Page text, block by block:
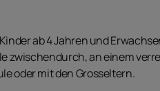
ab 4 Jahren und
zwischendurch, an einem
oder mit den Grosseltern.